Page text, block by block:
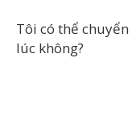
Tôi có thể
lúc không?